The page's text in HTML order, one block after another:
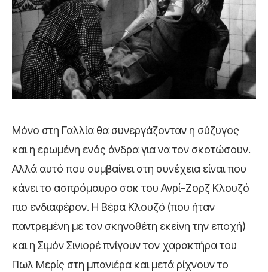
Μόνο στη Γαλλία θα συνεργάζονταν η σύζυγος
και η ερωμένη ενός άνδρα για να τον σκοτώσουν.
Αλλά αυτό που συμβαίνει στη συνέχεια είναι που
κάνει το ασπρόμαυρο σοκ του Ανρί-Ζορζ Κλουζό
πιο ενδιαφέρον. Η Βέρα Κλουζό (που ήταν
παντρεμένη με τον σκηνοθέτη εκείνη την εποχή)
και η Σιμόν Σινιορέ πνίγουν τον χαρακτήρα του
Πωλ Μερίς στη μπανιέρα και μετά ρίχνουν το